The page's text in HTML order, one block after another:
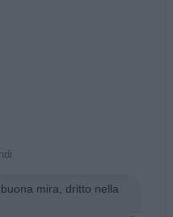
mira, dritto nella